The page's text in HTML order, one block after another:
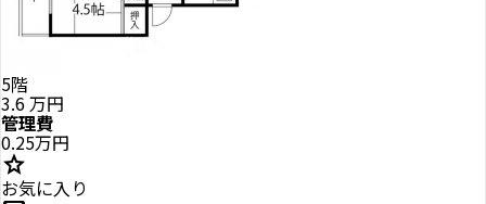
5階
3.6万円
管理費
0.25万円
star
お気に入り